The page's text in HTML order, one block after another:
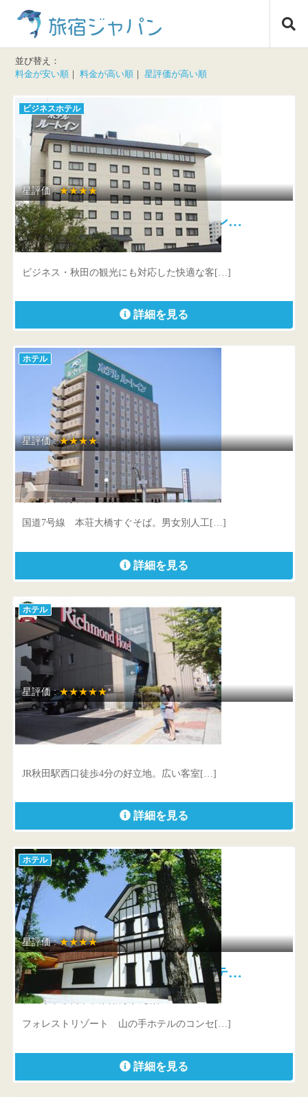
旅宿ジャパン
並び替え：
料金が安い順
｜料金が高い順 ｜星評価が高い順
ビジネスホテル
星評価 :★★★★
秋田天然温泉 ルートイングラン…
秋田県 秋田市秋田市中通5-2-1
ビジネス・秋田の観光にも対応した快適な客[…]
詳細を見る
ホテル
星評価 :★★★★
ホテルルートイン由利本荘
秋田県 由利本荘市井戸尻50番地
国道7号線 本荘大橋すぐそば。男女別人工[…]
詳細を見る
ホテル
星評価 :★★★★★
リッチモンドホテル秋田駅前
JR秋田駅西口徒歩4分の好立地。広い客室[…]
詳細を見る
ホテル
星評価 :★★★★
フォレストリゾート 山の手ホテ…
秋田県 大仙市大曲西根字仁応治67-3
フォレストリゾート 山の手ホテルのコンセ[…]
詳細を見る